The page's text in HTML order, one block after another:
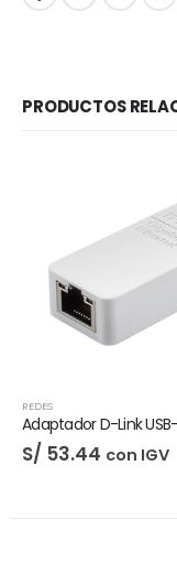
PRODUCTOS
REDES
Adaptador D-Link
S/ 53.44 con IGV